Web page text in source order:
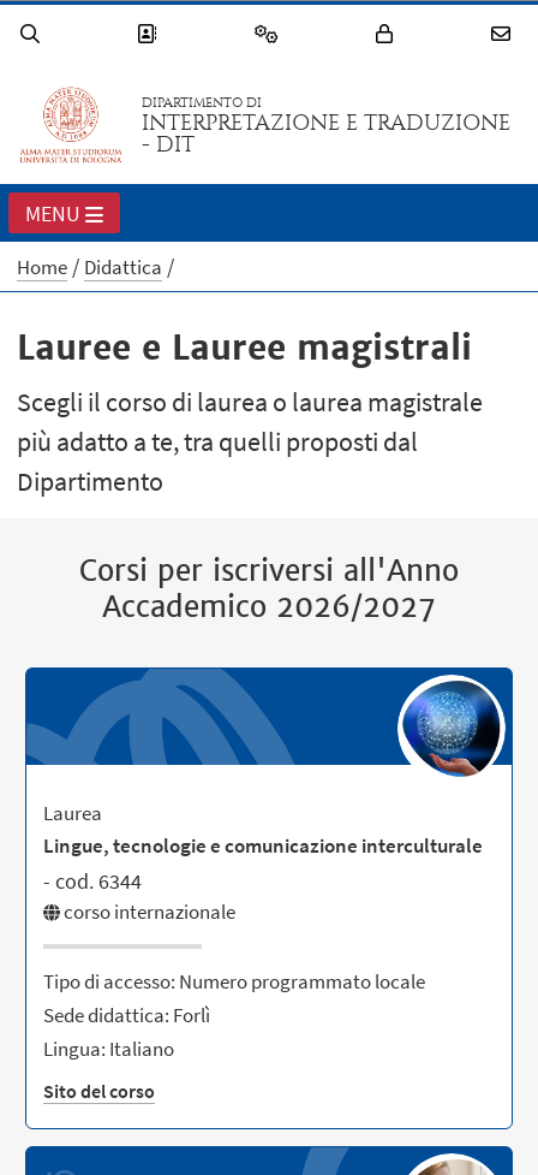
DIPARTIMENTO DI
INTERPRETAZIONE E TRADUZIONE
- DIT
MENU
Home Didattica
Lauree e Lauree magistrali
Scegli il corso di laurea o laurea magistrale
più adatto a te, tra quelli proposti dal
Dipartimento
Corsi per iscriversi all'Anno
Accademico 2026/2027
Laurea
Lingue, tecnologie e comunicazione interculturale
- cod. 6344
corso internazionale
Tipo di accesso: Numero programmato locale
Sede didattica: Forlì
Lingua: Italiano
Sito del corso